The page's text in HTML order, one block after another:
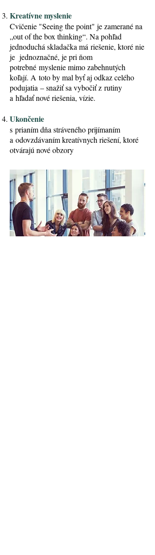
Kreatívne myslenie
Cvičenie "Seeing the point" je zamerané na
„out of the box thinking“. Na pohľad
jednoduchá skladačka má riešenie, ktoré nie
je jednoznačné, je pri ňom
potrebné myslenie mimo zabehnutých
koľají. A toto by mal byť aj odkaz celého
podujatia – snažiť sa vybočiť z rutiny
a hľadať nové riešenia, vízie.
Ukončenie
s prianím dňa stráveného prijímaním
a odovzdávaním kreatívnych riešení, ktoré
otvárajú nové obzory